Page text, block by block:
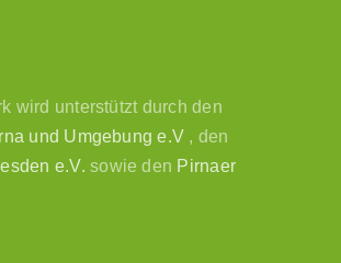
wird unterstützt durch den
und Umgebung e.V , den
e.V. sowie den Pirnaer